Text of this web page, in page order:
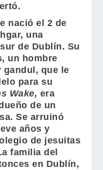
nació el 2 de
una
de Dublín. Su
un hombre
que le
para su
Wake, era
de un
Se arruinó
años y
de jesuitas
familia del
en Dublín,